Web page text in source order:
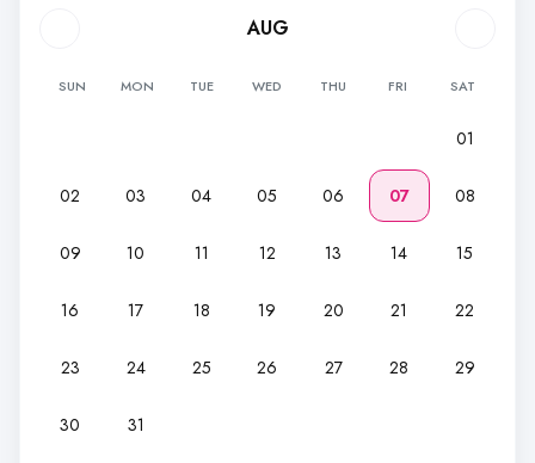
AUG
SUN MON TUE WED THU FRI SAT
01
02 03 04 05 06 07 08
09 10 11 12 13 14 15
16 17 18 19 20 21 22
23 24 25 26 27 28 29
30 31